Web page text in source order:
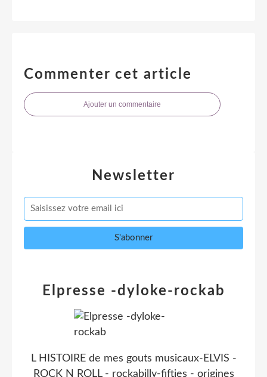
Commenter cet article
Ajouter un commentaire
Newsletter
Elpresse -dyloke-rockab
L HISTOIRE de mes gouts musicaux-ELVIS -
ROCK N ROLL - rockabilly-fifties - origines